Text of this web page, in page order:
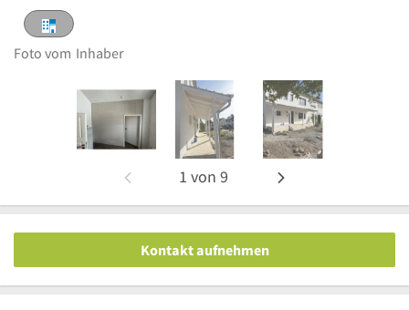
Foto vom Inhaber
1 von 9
Kontakt aufnehmen